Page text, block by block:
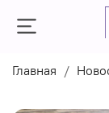
Главная